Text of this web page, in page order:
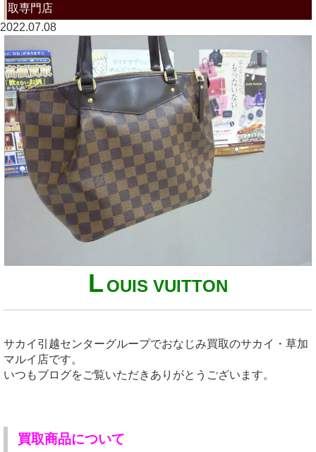
取専門店
2022.07.08
L OUIS VUITTON
サカイ引越センターグループでおなじみ買取のサカイ・草加
マルイ店です。
いつもブログをご覧いただきありがとうございます。
買取商品について